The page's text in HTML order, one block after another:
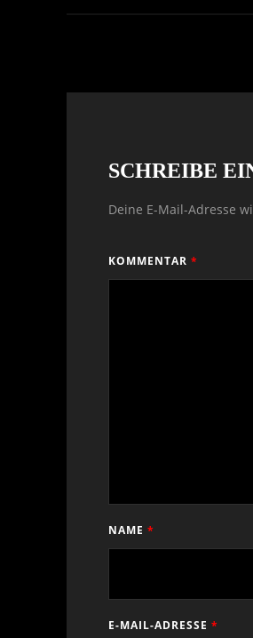
SCHREIBE
Deine E-Mail-Adresse
KOMMENTAR*
NAME*
E-MAIL-ADRESSE*